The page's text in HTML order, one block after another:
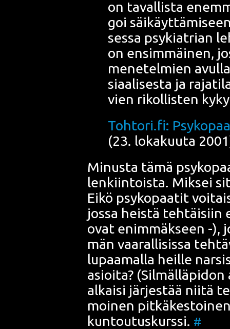
on taval­lis­ta
goi
ses­sa psy­kiat­rian
on ensim­mäi­nen,
mene­tel­mien
si­aa­li­ses­ta ja
vien rikol­lis­ten
Tohtori.fi:
(23. loka­kuu­ta
Minus­ta tämä
len­kiin­tois­ta. Mik­sei
Eikö psy­ko­paa­tit
jos­sa heis­tä teh­täi­siin
ovat enim­mäk­seen -
män vaa­ral­li­sis­sa
lupaa­mal­la heil­le
asioi­ta?
alkai­si jär­jes­tää nii­tä
moi­nen
kun­tou­tus­kurssi. #